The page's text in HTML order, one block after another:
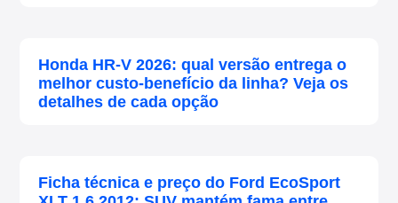
Honda HR-V 2026: qual versão entrega o
melhor custo-benefício da linha? Veja os
detalhes de cada opção
Ficha técnica e preço do Ford EcoSport